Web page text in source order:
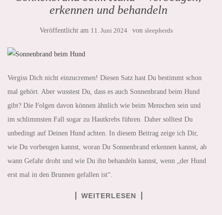
erkennen und behandeln
Veröffentlicht am 11. Juni 2024 von sleepherds
Vergiss Dich nicht einzucremen! Diesen Satz hast Du bestimmt schon
mal gehört. Aber wusstest Du, dass es auch Sonnenbrand beim Hund
gibt? Die Folgen davon können ähnlich wie beim Menschen sein und
im schlimmsten Fall sogar zu Hautkrebs führen. Daher solltest Du
unbedingt auf Deinen Hund achten. In diesem Beitrag zeige ich Dir,
wie Du vorbeugen kannst, woran Du Sonnenbrand erkennen kannst, ab
wann Gefahr droht und wie Du ihn behandeln kannst, wenn „der Hund
erst mal in den Brunnen gefallen ist“.
WEITERLESEN